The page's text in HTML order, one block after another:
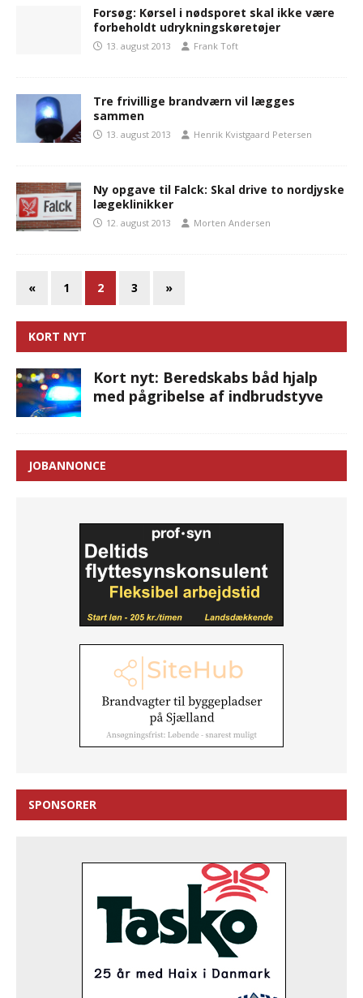
Forsøg: Kørsel i nødsporet skal ikke være
forbeholdt udrykningskøretøjer
13. august 2013 Frank Toft
Tre frivillige brandværn vil lægges
sammen
13. august 2013 Henrik Kvistgaard Petersen
Ny opgave til Falck: Skal drive to nordjyske
lægeklinikker
12. august 2013 Morten Andersen
« 1 2 3 »
KORT NYT
Kort nyt: Beredskabs båd hjalp
med pågribelse af indbrudstyve
JOBANNONCE
SPONSORER